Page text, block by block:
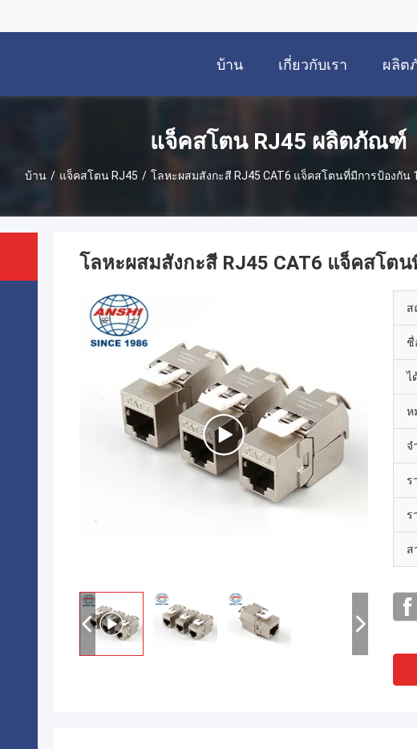
บ้าน เกี่ยวกับเรา ผลิ
แจ็คสโตน RJ45 ผลิตภัณฑ์
บ้าน / แจ็คสโตน RJ45 / โลหะผสมสังกะสี RJ45 CAT6 แจ็คสโตนที่มีการป้องกัน
โลหะผสมสังกะสี RJ45 CAT6 แจ็คสโต
ส
ชื่
ไ
ห
จ
ร
ร
ส